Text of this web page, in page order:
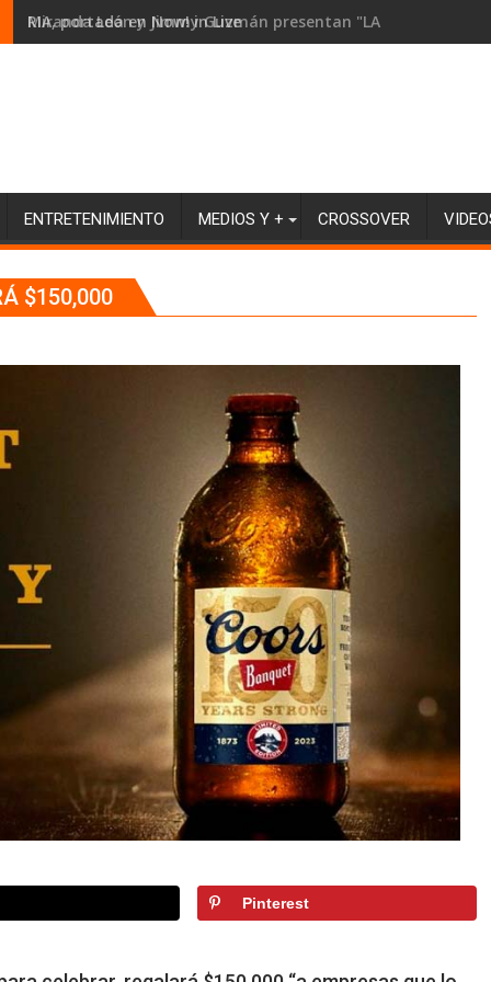
RIA, portada en Now! in Live
ENTRETENIMIENTO MEDIOS Y + CROSSOVER
$150,000
Pinterest